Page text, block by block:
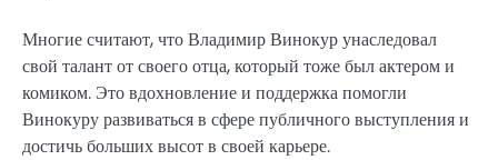
Многие считают, что Владимир Винокур унаследовал
свой талант от своего отца, который тоже был актером и
комиком. Это вдохновление и поддержка помогли
Винокуру развиваться в сфере публичного выступления и
достичь больших высот в своей карьере.